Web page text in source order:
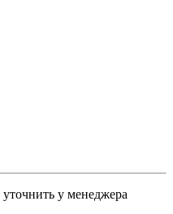
уточнить у менеджера